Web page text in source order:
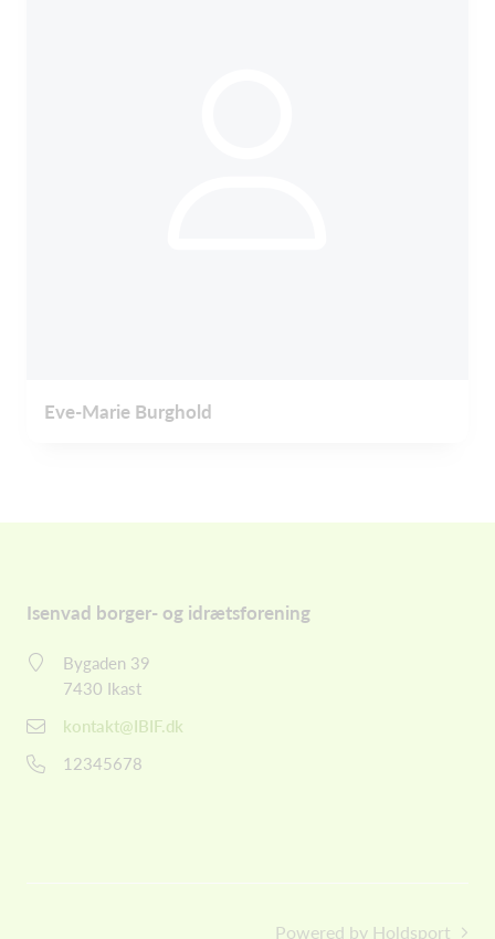
Eve-Marie Burghold
Isenvad borger- og idrætsforening
Bygaden 39
7430 Ikast
kontakt@IBIF.dk
12345678
Powered by Holdsport